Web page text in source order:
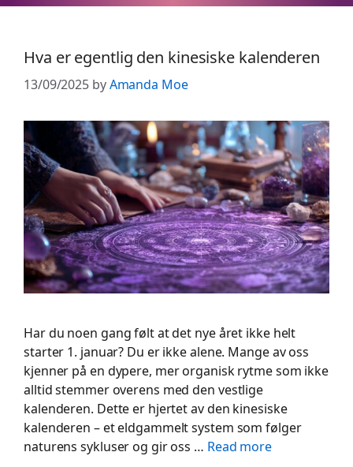
Hva er egentlig den kinesiske kalenderen
13/09/2025 byAmanda Moe
Har du noen gang følt at det nye året ikke helt
starter 1. januar? Du er ikke alene. Mange av oss
kjenner på en dypere, mer organisk rytme som ikke
alltid stemmer overens med den vestlige
kalenderen. Dette er hjertet av den kinesiske
kalenderen – et eldgammelt system som følger
naturens sykluser og gir oss … Read more